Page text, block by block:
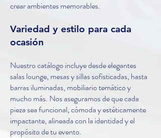
crear ambientes memorables.
Variedad y estilo para cada
ocasión
Nuestro catálogo incluye desde elegantes
salas lounge, mesas y sillas sofisticadas, hasta
barras iluminadas, mobiliario temático y
mucho más. Nos aseguramos de que cada
pieza sea funcional, cómoda y estéticamente
impactante, alineada con la identidad y el
propósito de tu evento.